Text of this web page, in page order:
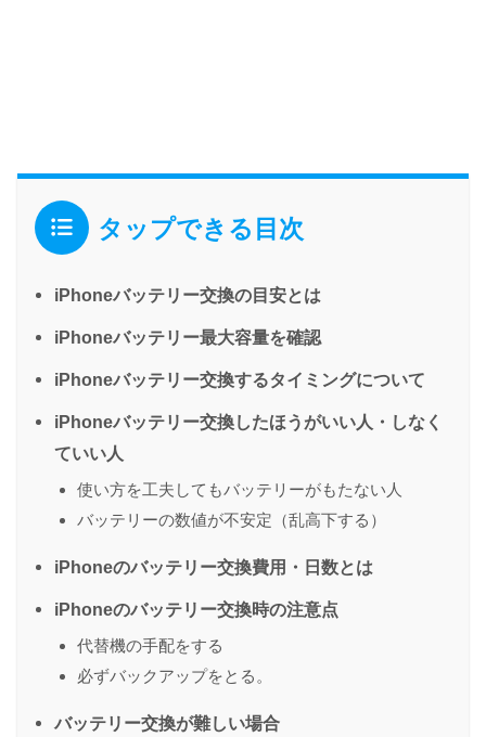
タップできる目次
iPhoneバッテリー交換の目安とは
iPhoneバッテリー最大容量を確認
iPhoneバッテリー交換するタイミングについて
iPhoneバッテリー交換したほうがいい人・しなく
ていい人
使い方を工夫してもバッテリーがもたない人
バッテリーの数値が不安定（乱高下する）
iPhoneのバッテリー交換費用・日数とは
iPhoneのバッテリー交換時の注意点
代替機の手配をする
必ずバックアップをとる。
バッテリー交換が難しい場合